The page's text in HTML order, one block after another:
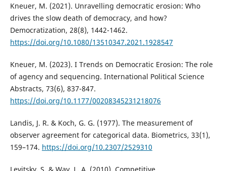
Kneuer, M. (2021). Unravelling democratic erosion: Who
drives the slow death of democracy, and how?
Democratization, 28(8), 1442-1462.
https://doi.org/10.1080/13510347.2021.1928547
Kneuer, M. (2023). I Trends on Democratic Erosion: The role
of agency and sequencing. International Political Science
Abstracts, 73(6), 837-847.
https://doi.org/10.1177/00208345231218076
Landis, J. R. & Koch, G. G. (1977). The measurement of
observer agreement for categorical data. Biometrics, 33(1),
159–174. https://doi.org/10.2307/2529310
Levitsky, S. & Way, L. A. (2010). Competitive